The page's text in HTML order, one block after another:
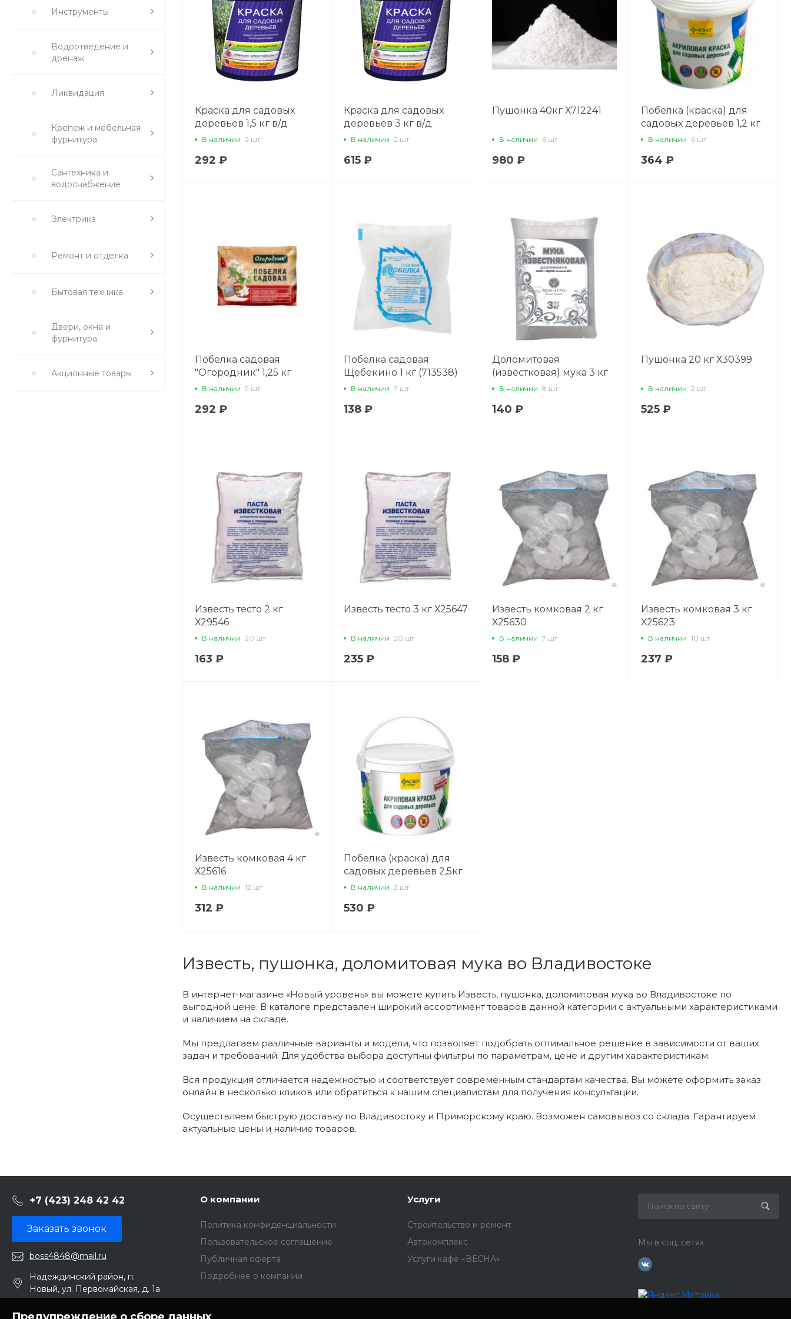
Инструменты
Водоотведение и
дренаж
Ликвидация
Крепеж и мебельная
фурнитура
Сантехника и
водоснабжение
Электрика
Ремонт и отделка
Бытовая техника
Двери, окна и
фурнитура
Акционные товары
Краска для садовых
деревьев 1,5 кг в/д
полиакриловая 771897
В наличии 2 шт
292 ₽
Краска для садовых
деревьев 3 кг в/д
полиакриловая 771880
В наличии 2 шт
615 ₽
Пушонка 40кг Х712241
В наличии 6 шт
980 ₽
Побелка (краска) для
садовых деревьев 1,2 кг
Фаско (712545) Х39989
В наличии 6 шт
364 ₽
Побелка садовая
"Огородник" 1,25 кг
(712621) Х38722
В наличии 9 шт
292 ₽
Побелка садовая
Щебекино 1 кг (713538)
Х38661
В наличии 7 шт
138 ₽
Доломитовая
(известковая) мука 3 кг
(693350) Х38777
В наличии 8 шт
140 ₽
Пушонка 20 кг Х30399
В наличии 2 шт
525 ₽
Известь тесто 2 кг
Х29546
В наличии 20 шт
163 ₽
Известь тесто 3 кг Х25647
В наличии 20 шт
235 ₽
Известь комковая 2 кг
Х25630
В наличии 7 шт
158 ₽
Известь комковая 3 кг
Х25623
В наличии 10 шт
237 ₽
Известь комковая 4 кг
Х25616
В наличии 12 шт
312 ₽
Побелка (краска) для
садовых деревьев 2,5кг
Фаско 712546 Х775271
В наличии 2 шт
530 ₽
Известь, пушонка, доломитовая мука во Владивостоке
В интернет-магазине «Новый уровень» вы можете купить Известь, пушонка, доломитовая мука во Владивостоке по
выгодной цене. В каталоге представлен широкий ассортимент товаров данной категории с актуальными характеристиками
и наличием на складе.
Мы предлагаем различные варианты и модели, что позволяет подобрать оптимальное решение в зависимости от ваших
задач и требований. Для удобства выбора доступны фильтры по параметрам, цене и другим характеристикам.
Вся продукция отличается надежностью и соответствует современным стандартам качества. Вы можете оформить заказ
онлайн в несколько кликов или обратиться к нашим специалистам для получения консультации.
Осуществляем быструю доставку по Владивостоку и Приморскому краю. Возможен самовывоз со склада. Гарантируем
актуальные цены и наличие товаров.
+7 (423) 248 42 42
Заказать звонок
boss4848@mail.ru
Надеждинский район, п.
Новый, ул. Первомайская, д. 1а
О компании
Политика конфиденциальности
Пользовательское соглашение
Публичная оферта
Подробнее о компании
Услуги
Строительство и ремонт
Автокомплекс
Услуги кафе «ВЕСНА»
Мы в соц. сетях